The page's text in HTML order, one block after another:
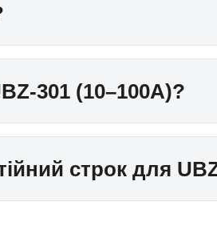
301 (10–100А)?
строк для